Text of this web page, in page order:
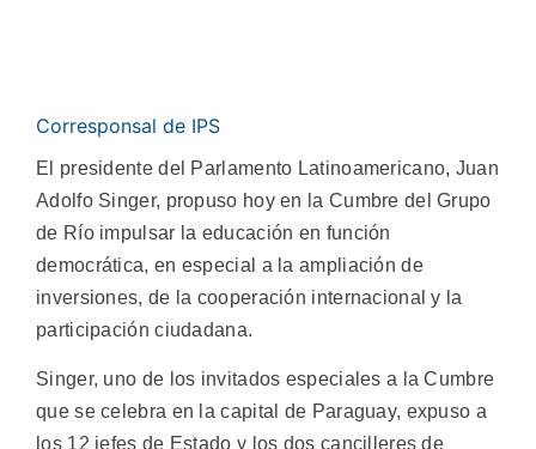
Corresponsal de IPS
El presidente del Parlamento Latinoamericano, Juan
Adolfo Singer, propuso hoy en la Cumbre del Grupo
de Río impulsar la educación en función
democrática, en especial a la ampliación de
inversiones, de la cooperación internacional y la
participación ciudadana.
Singer, uno de los invitados especiales a la Cumbre
que se celebra en la capital de Paraguay, expuso a
los 12 jefes de Estado y los dos cancilleres de